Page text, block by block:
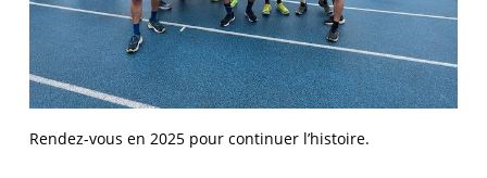
Rendez-vous en 2025 pour continuer l’histoire.